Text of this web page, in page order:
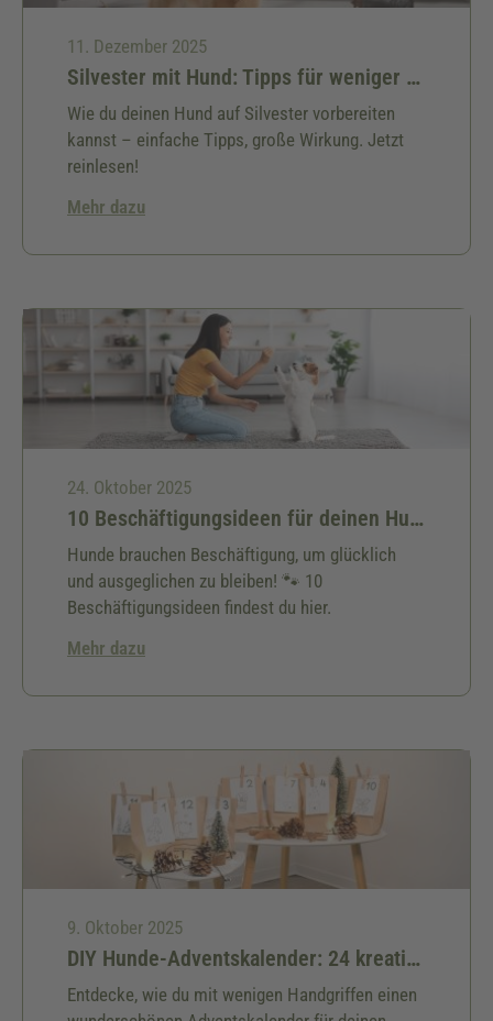
11. Dezember 2025
Silvester mit Hund: Tipps für weniger Stress
Wie du deinen Hund auf Silvester vorbereiten
kannst – einfache Tipps, große Wirkung. Jetzt
reinlesen!
Mehr dazu
24. Oktober 2025
10 Beschäftigungsideen für deinen Hund
Hunde brauchen Beschäftigung, um glücklich
und ausgeglichen zu bleiben! 🐾 10
Beschäftigungsideen findest du hier.
Mehr dazu
9. Oktober 2025
DIY Hunde-Adventskalender: 24 kreative Ideen & kostenlose Bastelanleitung für deinen Hund
Entdecke, wie du mit wenigen Handgriffen einen